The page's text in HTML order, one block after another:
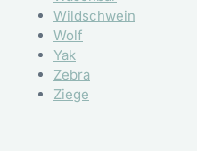
Wildschwein
Wolf
Yak
Zebra
Ziege